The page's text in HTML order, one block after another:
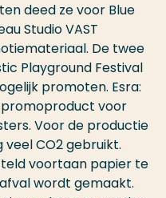
deed ze voor Blue
Studio VAST
De twee
Playground Festival
promoten. Esra:
voor
Voor de productie
CO2 gebruikt.
voortaan papier te
wordt gemaakt.